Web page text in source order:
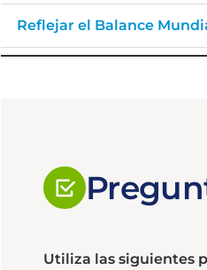
Reflejar el Balance
Utiliza las siguientes